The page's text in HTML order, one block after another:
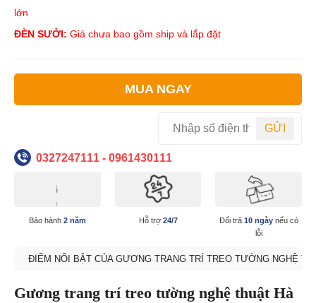
lớn
ĐÈN SƯỞI: Giá chưa bao gồm ship và lắp đặt
MUA NGAY
GỬI
0327247111 - 0961430111
Bảo hành 2 năm Hỗ trợ 24/7 Đổi trả 10 ngàynếu có
lỗi
ĐIỂM NỔI BẬT CỦA GƯƠNG TRANG TRÍ TREO TƯỜNG NGHỆ
Gương trang trí treo tường nghệ thuật Hà